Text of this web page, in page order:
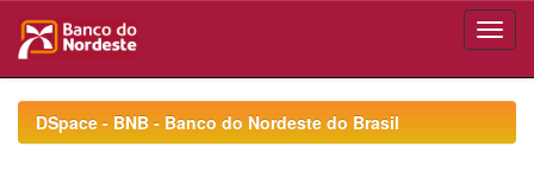
navigationDSpace - BNB - Banco do Nordeste do Brasil